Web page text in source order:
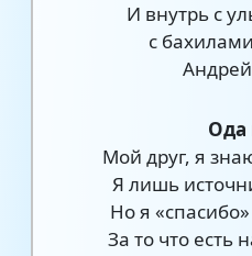
И внутрь с
с
Ода
Мой друг, я
Я лишь
Но я
За то что есть